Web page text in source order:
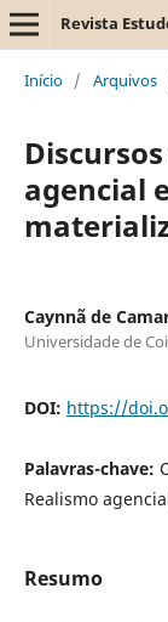
Revista
Início / Arquivos
agencial
Caynnã de
Universidade de
DOI: https://
Palavras-chave:
Realismo
Resumo